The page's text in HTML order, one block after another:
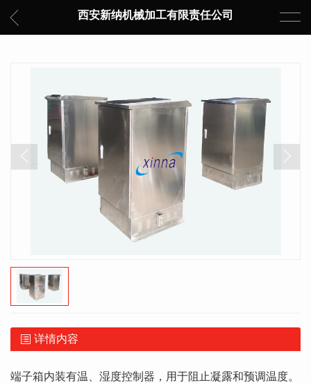
西安新纳机械加工有限责任公司
详情内容
端子箱内装有温、湿度控制器，用于阻止凝露和预调温度。